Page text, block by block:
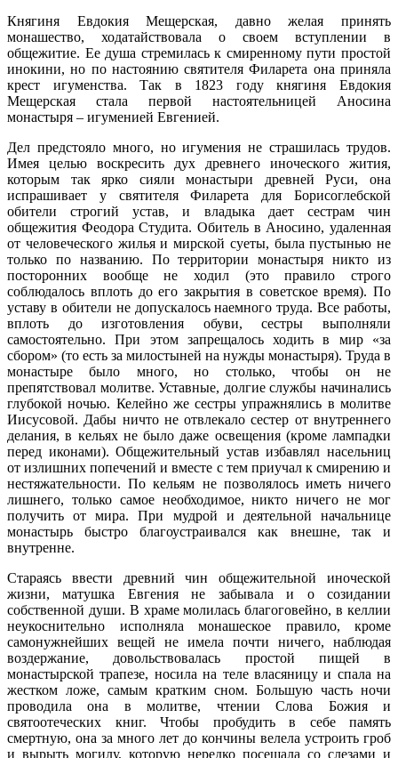
Княгиня Евдокия Мещерская, давно желая принять
монашество, ходатайствовала о своем вступлении в
общежитие. Ее душа стремилась к смиренному пути простой
инокини, но по настоянию святителя Филарета она приняла
крест игуменства. Так в 1823 году княгиня Евдокия
Мещерская стала первой настоятельницей Аносина
монастыря – игуменией Евгенией.
Дел предстояло много, но игумения не страшилась трудов.
Имея целью воскресить дух древнего иноческого жития,
которым так ярко сияли монастыри древней Руси, она
испрашивает у святителя Филарета для Борисоглебской
обители строгий устав, и владыка дает сестрам чин
общежития Феодора Студита. Обитель в Аносино, удаленная
от человеческого жилья и мирской суеты, была пустынью не
только по названию. По территории монастыря никто из
посторонних вообще не ходил (это правило строго
соблюдалось вплоть до его закрытия в советское время). По
уставу в обители не допускалось наемного труда. Все работы,
вплоть до изготовления обуви, сестры выполняли
самостоятельно. При этом запрещалось ходить в мир «за
сбором» (то есть за милостыней на нужды монастыря). Труда в
монастыре было много, но столько, чтобы он не
препятствовал молитве. Уставные, долгие службы начинались
глубокой ночью. Келейно же сестры упражнялись в молитве
Иисусовой. Дабы ничто не отвлекало сестер от внутреннего
делания, в кельях не было даже освещения (кроме лампадки
перед иконами). Общежительный устав избавлял насельниц
от излишних попечений и вместе с тем приучал к смирению и
нестяжательности. По кельям не позволялось иметь ничего
лишнего, только самое необходимое, никто ничего не мог
получить от мира. При мудрой и деятельной начальнице
монастырь быстро благоустраивался как внешне, так и
внутренне.
Стараясь ввести древний чин общежительной иноческой
жизни, матушка Евгения не забывала и о созидании
собственной души. В храме молилась благоговейно, в келлии
неукоснительно исполняла монашеское правило, кроме
самонужнейших вещей не имела почти ничего, наблюдая
воздержание, довольствовалась простой пищей в
монастырской трапезе, носила на теле власяницу и спала на
жестком ложе, самым кратким сном. Большую часть ночи
проводила она в молитве, чтении Слова Божия и
святоотеческих книг. Чтобы пробудить в себе память
смертную, она за много лет до кончины велела устроить гроб
и вырыть могилу, которую нередко посещала со слезами и